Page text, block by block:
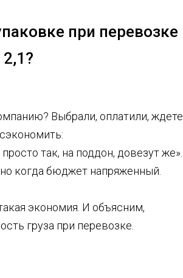
при перевозке
Выбрали, оплатили, ждете.
так, на поддон, довезут же».
когда бюджет напряженный.
экономия. И объясним,
груза при перевозке.